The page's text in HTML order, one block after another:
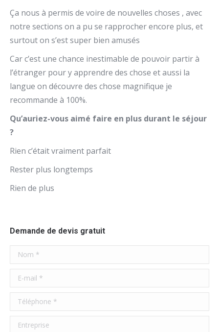
Ça nous à permis de voire de nouvelles choses , avec
notre sections on a pu se rapprocher encore plus, et
surtout on s’est super bien amusés
Car c’est une chance inestimable de pouvoir partir à
l’étranger pour y apprendre des chose et aussi la
langue on découvre des chose magnifique je
recommande à 100%.
Qu’auriez-vous aimé faire en plus durant le séjour
?
Rien c’était vraiment parfait
Rester plus longtemps
Rien de plus
Demande de devis gratuit
Nom *
E-mail *
Téléphone *
Entreprise